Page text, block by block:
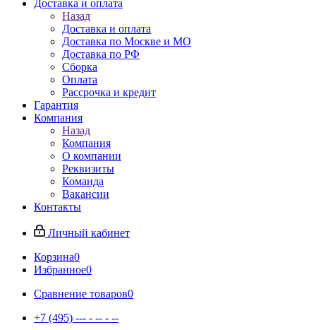
Доставка и оплата
Назад
Доставка и оплата
Доставка по Москве и МО
Доставка по РФ
Сборка
Оплата
Рассрочка и кредит
Гарантия
Компания
Назад
Компания
О компании
Реквизиты
Команда
Вакансии
Контакты
Личный кабинет
Корзина0
Избранное0
Сравнение товаров0
+7 (495) --- - -- - --